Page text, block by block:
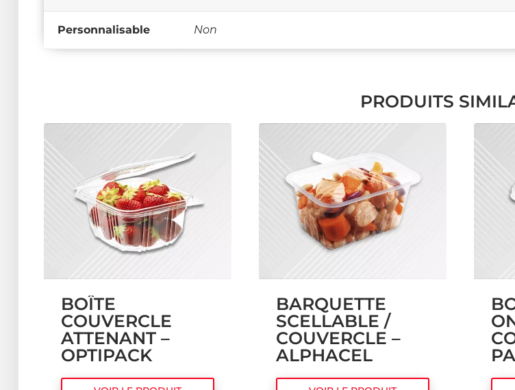
Personnalisable Non
PRODUITS
BOÎTE
COUVERCLE
ATTENANT –
OPTIPACK
BARQUETTE
SCELLABLE /
COUVERCLE –
ALPHACEL